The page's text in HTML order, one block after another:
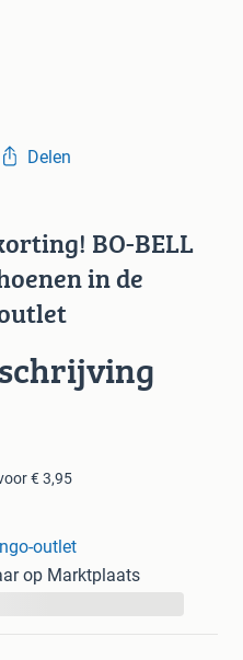
Delen
BO-BELL
in de
€ 3,95
outlet
op Marktplaats